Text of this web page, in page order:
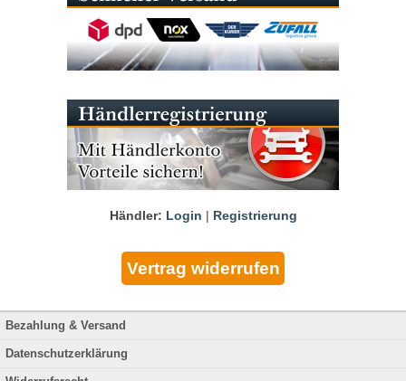
Händler: Login | Registrierung
Bezahlung & Versand
Datenschutzerklärung